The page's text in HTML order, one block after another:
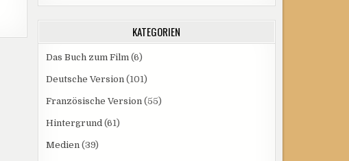
KATEGORIEN
Das Buch zum Film(6)
Deutsche Version(101)
Französische Version(55)
Hintergrund(61)
Medien(39)